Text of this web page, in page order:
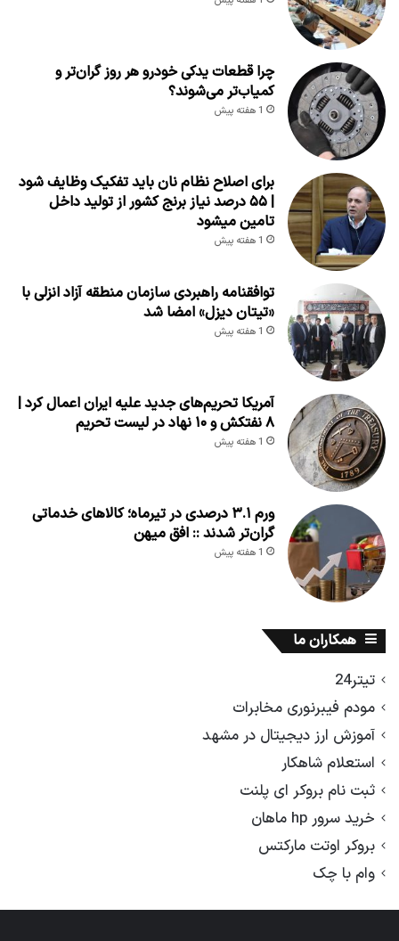
چرا قطعات یدکی خودرو هر روز گران‌تر و
کمیاب‌تر می‌شوند؟
1 هفته پیش
برای اصلاح نظام نان باید تفکیک وظایف شود
| ۵۵ درصد نیاز برنج کشور از تولید داخل
تامین میشود
1 هفته پیش
توافقنامه راهبردی سازمان منطقه آزاد انزلی با
«تیتان دیزل» امضا شد
1 هفته پیش
آمریکا تحریم‌های جدید علیه ایران اعمال کرد |
۸ نفتکش و ۱۰ نهاد در لیست تحریم
1 هفته پیش
ورم ۳.۱ درصدی در تیرماه؛ کالاهای خدماتی
گران‌تر شدند :: افق میهن
1 هفته پیش
همکاران ما
تیتر24
مودم فیبرنوری مخابرات
آموزش ارز دیجیتال در مشهد
استعلام شاهکار
ثبت نام بروکر ای پلنت
خرید سرور hp ماهان
بروکر اوتت مارکتس
وام با چک